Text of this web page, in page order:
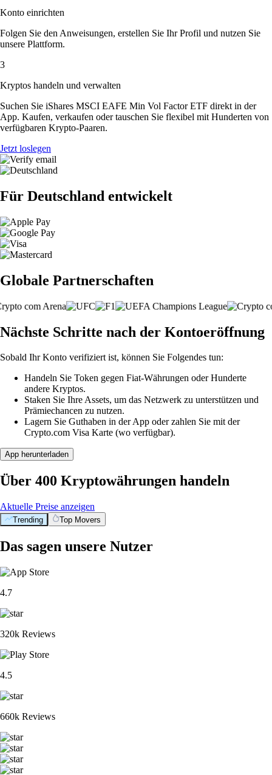
Konto einrichten
Folgen Sie den Anweisungen, erstellen Sie Ihr Profil und nutzen Sie
unsere Plattform.
3
Kryptos handeln und verwalten
Suchen Sie iShares MSCI EAFE Min Vol Factor ETF direkt in der
App. Kaufen, verkaufen oder tauschen Sie flexibel mit Hunderten von
verfügbaren Krypto-Paaren.
Jetzt loslegen
Für Deutschland entwickelt
Globale Partnerschaften
Nächste Schritte nach der Kontoeröffnung
Sobald Ihr Konto verifiziert ist, können Sie Folgendes tun:
Handeln Sie Token gegen Fiat-Währungen oder Hunderte
andere Kryptos.
Staken Sie Ihre Assets, um das Netzwerk zu unterstützen und
Prämiechancen zu nutzen.
Lagern Sie Guthaben in der App oder zahlen Sie mit der
Crypto.com Visa Karte (wo verfügbar).
App herunterladen
Über 400 Kryptowährungen handeln
Aktuelle Preise anzeigen
Trending Top Movers
Das sagen unsere Nutzer
4.7
320k Reviews
4.5
660k Reviews